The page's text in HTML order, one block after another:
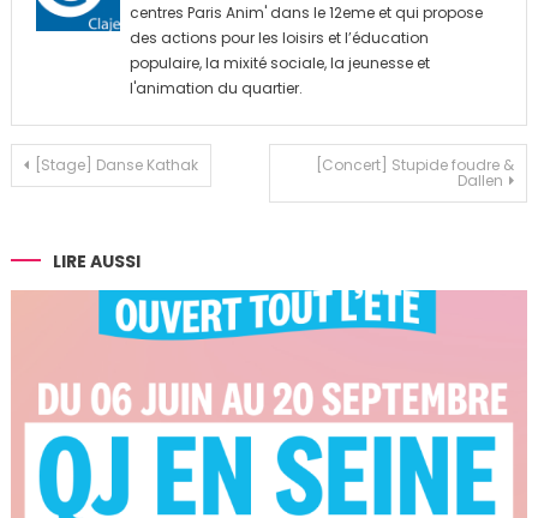
centres Paris Anim' dans le 12eme et qui propose
des actions pour les loisirs et l’éducation
populaire, la mixité sociale, la jeunesse et
l'animation du quartier.
Navigation
l’article
[Stage] Danse Kathak [Concert] Stupide foudre &
Dallen
LIRE AUSSI